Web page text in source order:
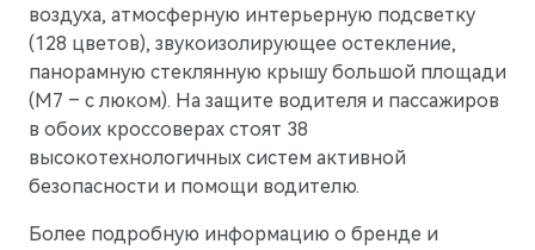
воздуха, атмосферную интерьерную подсветку
(128 цветов), звукоизолирующее остекление,
панорамную стеклянную крышу большой площади
(М7 – с люком). На защите водителя и пассажиров
в обоих кроссоверах стоят 38
высокотехнологичных систем активной
безопасности и помощи водителю.
Более подробную информацию о бренде и